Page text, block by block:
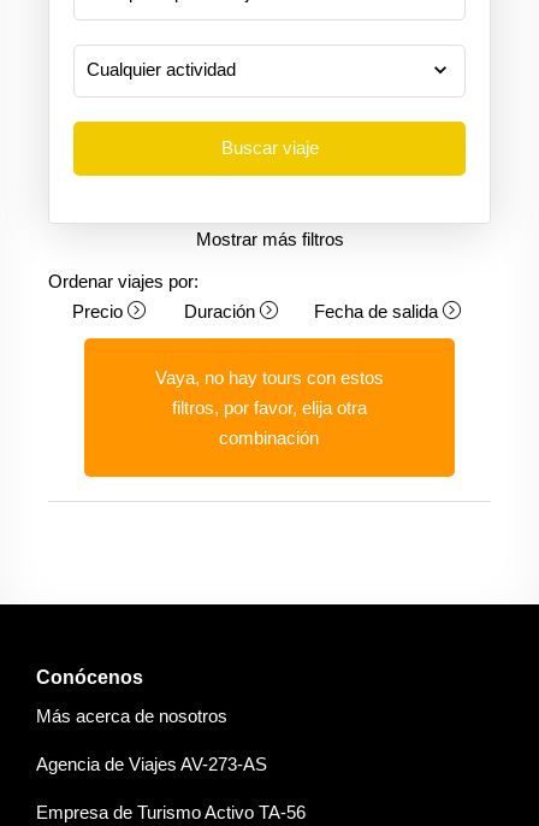
Mostrar más filtros
Ordenar viajes por:
Precio
Duración Fecha de salida
Vaya, no hay tours con estos
filtros, por favor, elija otra
combinación
Conócenos
Más acerca de nosotros
Agencia de Viajes AV-273-AS
Empresa de Turismo Activo TA-56